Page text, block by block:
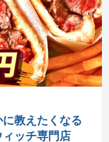
教えたくなる
ッチ専門店